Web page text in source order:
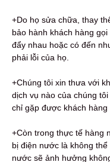
+Do họ sửa chữa, thay
bảo hành khách hàng
đẩy nhau hoặc có đến
phải lỗi của họ.
+Chúng tôi xin thưa với
dịch vụ nào của chúng
chỉ gặp được khách hàng
+Còn trong thực tế hàng
bị điện nước là không
nước sẽ ảnh hưởng